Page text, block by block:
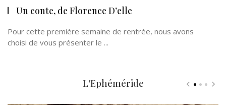
Un conte, de Florence D’elle
Pour cette première semaine de rentrée, nous avons
choisi de vous présenter le ...
L'Ephéméride